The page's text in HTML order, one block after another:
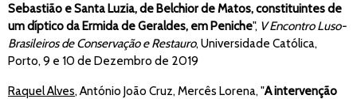
Sebastião e Santa Luzia, de Belchior de Matos, constituintes de
um díptico da Ermida de Geraldes, em Peniche", V Encontro Luso-
Brasileiros de Conservação e Restauro, Universidade Católica,
Porto, 9 e 10 de Dezembro de 2019
Raquel Alves, António João Cruz, Mercês Lorena, "A intervenção